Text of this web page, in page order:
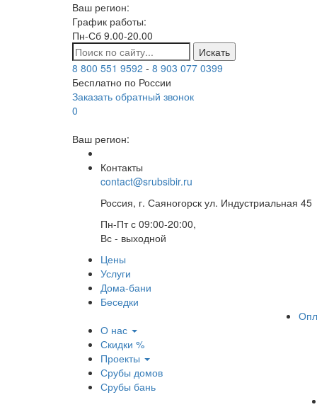
Ваш регион:
График работы:
Пн-Сб 9.00-20.00
Искать
8 800 551 9592 - 8 903 077 0399
Бесплатно по России
Заказать обратный звонок
0
Ваш регион:
Контакты
contact@srubsibir.ru
Россия, г. Саяногорск ул. Индустриальная 45
Пн-Пт с 09:00-20:00,
Вс - выходной
Цены
Услуги
Дома-бани
Беседки
О нас
Скидки %
Проекты
Срубы домов
Срубы бань